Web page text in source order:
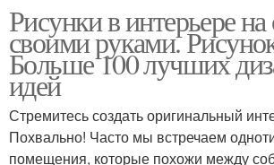
Рисунки в интерьере на
своими руками.
Больше 100 лучших
идей
Стремитесь создать оригинальный
Похвально! Часто мы встречаем
помещения, которые похожи между